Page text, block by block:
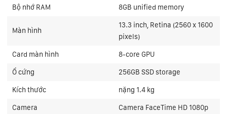
Bộ nhớ RAM 8GB unified memory
Màn hình
13.3 inch, Retina (2560 x 1600
pixels)
Card màn hình 8-core GPU
Ổ cứng 256GB SSD storage
Kích thước nặng 1.4 kg
Camera Camera FaceTime HD 1080p